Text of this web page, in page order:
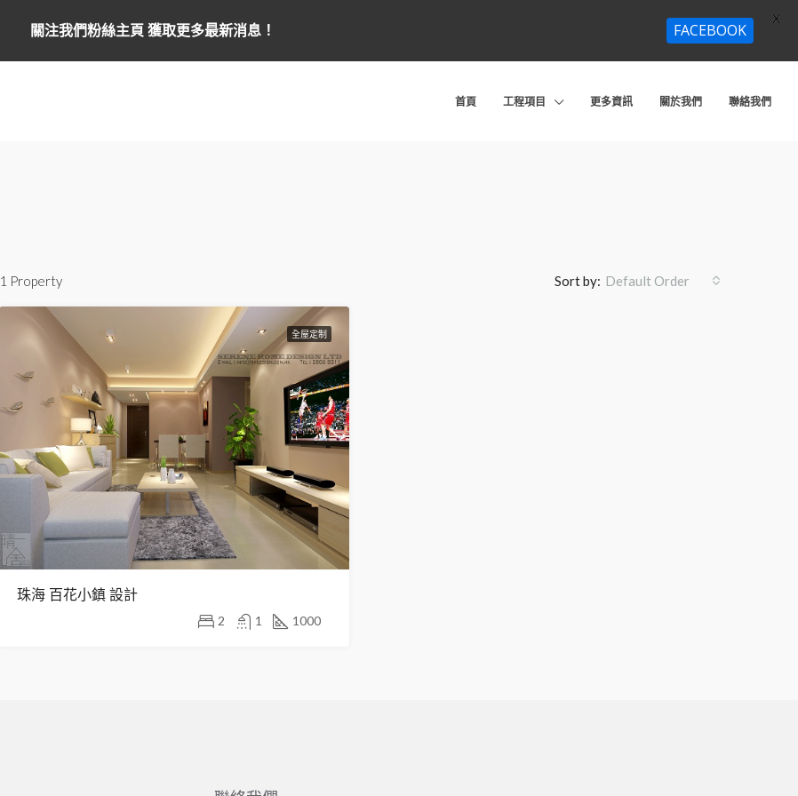
首頁 工程項目 更多資訊 關於我們 聯絡我們
1 Property Sort by: Default Order
全屋定制
珠海 百花小鎮 設計
2 1 1000
關注我們粉絲主頁 獲取更多最新消息！ FACEBOOK
X